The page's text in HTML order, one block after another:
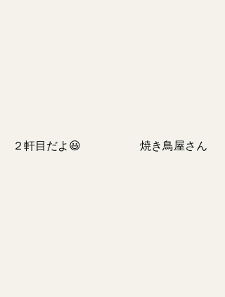
２軒目だよ😃                     焼き鳥屋さん